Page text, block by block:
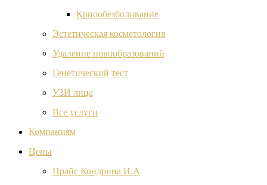
Криообезболивание
Эстетическая косметология
Удаление новообразований
Генетический тест
УЗИ лица
Все услуги
Компаниям
Цены
Прайс Кондрина И.А